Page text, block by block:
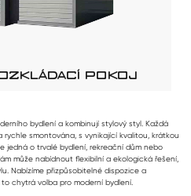
POKOJ
bydlení a kombinují stylový styl. Každá
smontována, s vynikající kvalitou, krátkou
jedná o trvalé bydlení, rekreační dům nebo
může nabídnout flexibilní a ekologická řešení,
Nabízíme přizpůsobitelné dispozice a
chytrá volba pro moderní bydlení.